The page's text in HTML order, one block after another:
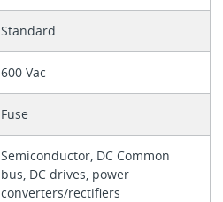
Standard
600 Vac
Fuse
Semiconductor, DC Common
bus, DC drives, power
converters/rectifiers